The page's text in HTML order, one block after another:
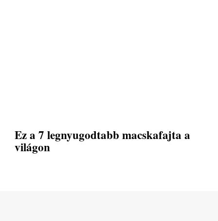
Ez a 7 legnyugodtabb macskafajta a
világon